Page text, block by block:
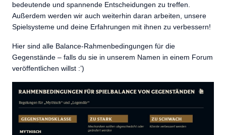
bedeutende und spannende Entscheidungen zu treffen.
Außerdem werden wir auch weiterhin daran arbeiten, unsere
Spielsysteme und deine Erfahrungen mit ihnen zu verbessern!
Hier sind alle Balance-Rahmenbedingungen für die
Gegenstände – falls du sie in unserem Namen in einem Forum
veröffentlichen willst :’)